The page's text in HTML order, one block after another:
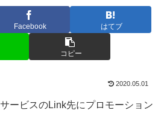
Facebook はてブ
コピー
2020.05.01
ービスのLink先にプロモーション